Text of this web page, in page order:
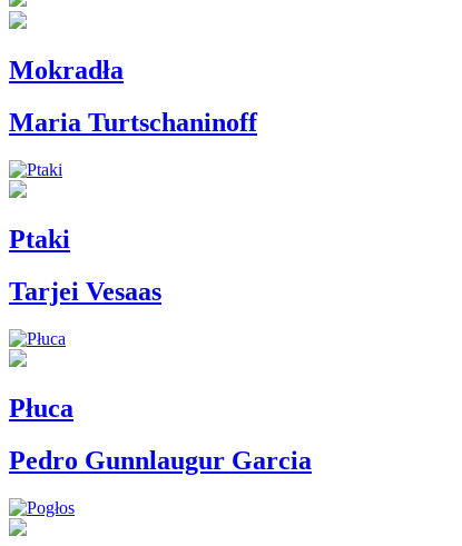
Mokradła
Maria Turtschaninoff
Ptaki
Tarjei Vesaas
Płuca
Pedro Gunnlaugur Garcia